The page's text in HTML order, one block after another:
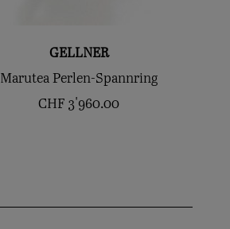
GELLNER
Marutea Perlen-Spannring
CHF 3'960.00